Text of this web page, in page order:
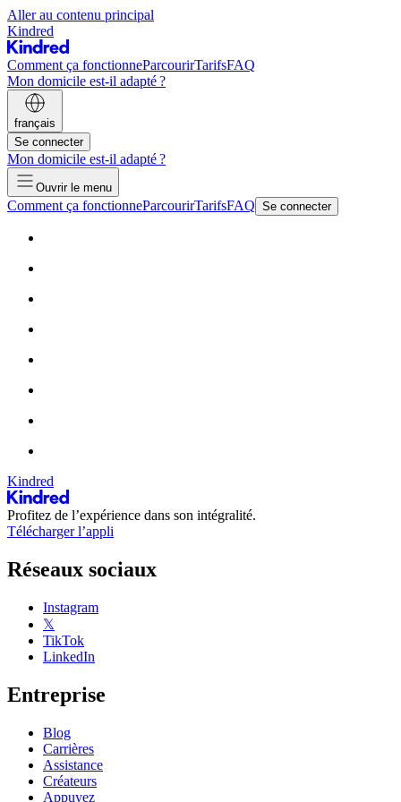
Aller au contenu principal
Kindred
Comment ça fonctionneParcourirTarifsFAQ
Mon domicile est-il adapté ?
français
Se connecter
Mon domicile est-il adapté ?
Ouvrir le menu
Comment ça fonctionneParcourirTarifsFAQ Se connecter
Kindred
Profitez de l’expérience dans son intégralité.
Télécharger l’appli
Réseaux sociaux
Instagram
𝕏
TikTok
LinkedIn
Entreprise
Blog
Carrières
Assistance
Créateurs
Appuyez